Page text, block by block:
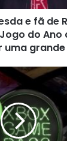
e fã de
do Ano
uma